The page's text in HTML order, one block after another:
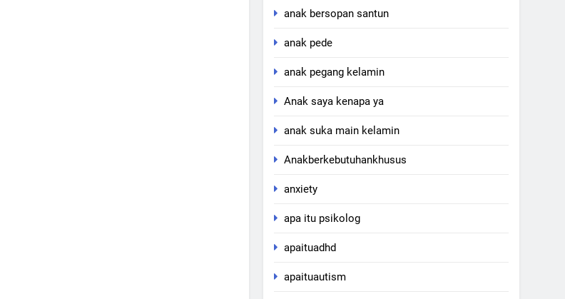
anak bersopan santun
anak pede
anak pegang kelamin
Anak saya kenapa ya
anak suka main kelamin
Anakberkebutuhankhusus
anxiety
apa itu psikolog
apaituadhd
apaituautism